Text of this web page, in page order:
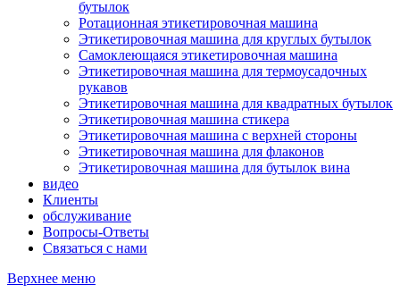
бутылок
Ротационная этикетировочная машина
Этикетировочная машина для круглых бутылок
Самоклеющаяся этикетировочная машина
Этикетировочная машина для термоусадочных
рукавов
Этикетировочная машина для квадратных бутылок
Этикетировочная машина стикера
Этикетировочная машина с верхней стороны
Этикетировочная машина для флаконов
Этикетировочная машина для бутылок вина
видео
Клиенты
обслуживание
Вопросы-Ответы
Связаться с нами
Верхнее меню